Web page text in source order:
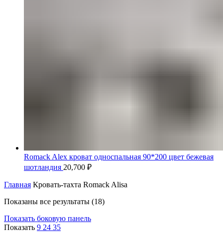
Romack Alex кроват односпальная 90*200 цвет бежевая
шотландия 20,700 ₽
Главная Кровать-тахта Romack Alisa
Показаны все результаты (18)Цены:
Показать боковую панель
Показать 9 24 35